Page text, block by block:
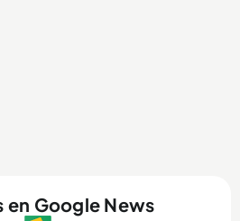
en Google News